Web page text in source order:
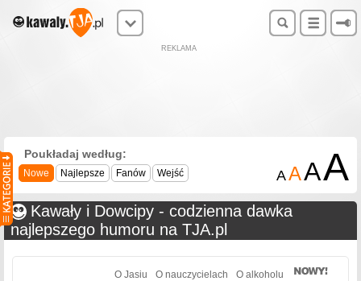
REKLAMA
AAAA
Poukładaj według:
Nowe Najlepsze Fanów Wejść
Kawały i Dowcipy - codzienna dawka
najlepszego humoru na TJA.pl
O Jasiu O nauczycielach O alkoholu